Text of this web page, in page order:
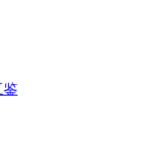
鉴